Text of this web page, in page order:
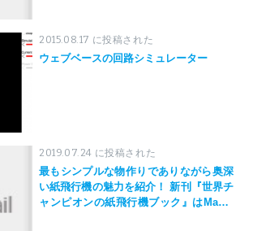
2015.08.17 に投稿された
ウェブベースの回路シミュレーター
2019.07.24 に投稿された
最もシンプルな物作りでありながら奥深
い紙飛行機の魅力を紹介！ 新刊『世界チ
ャンピオンの紙飛行機ブック』はMaker